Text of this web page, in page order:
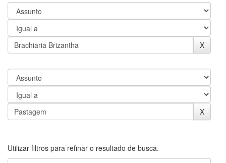
Utilizar filtros para refinar o resultado de busca.